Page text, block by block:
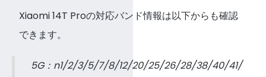
Xiaomi 14T Proの対応バンド情報は以下からも確認
できます。
5G：n1/2/3/5/7/8/12/20/25/26/28/38/40/41/